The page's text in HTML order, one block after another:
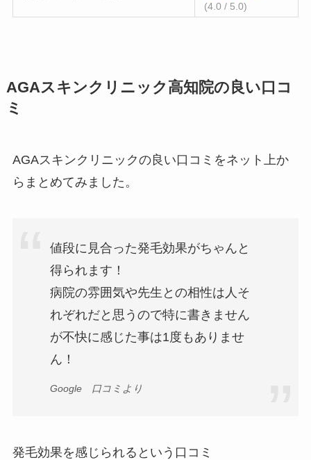
(4.0 / 5.0)
AGAスキンクリニック高知院の良い口コ
ミ
AGAスキンクリニックの良い口コミをネット上か
らまとめてみました。
値段に見合った発毛効果がちゃんと
得られます！
病院の雰囲気や先生との相性は人そ
れぞれだと思うので特に書きません
が不快に感じた事は1度もありませ
ん！
Google 口コミより
発毛効果を感じられるという口コミ